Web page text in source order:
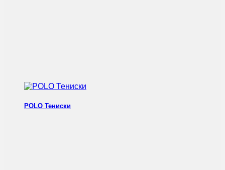
POLO Тениски